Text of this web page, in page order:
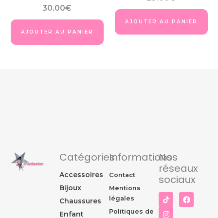
30.00€
AJOUTER AU PANIER
produit
AJOUTER AU PANIER
Catégories
Accessoires
Bijoux
Chaussures
Enfant
Informations
Contact
Mentions
légales
Politiques de
Nos
réseaux
sociaux
F
a
c
I
n
s